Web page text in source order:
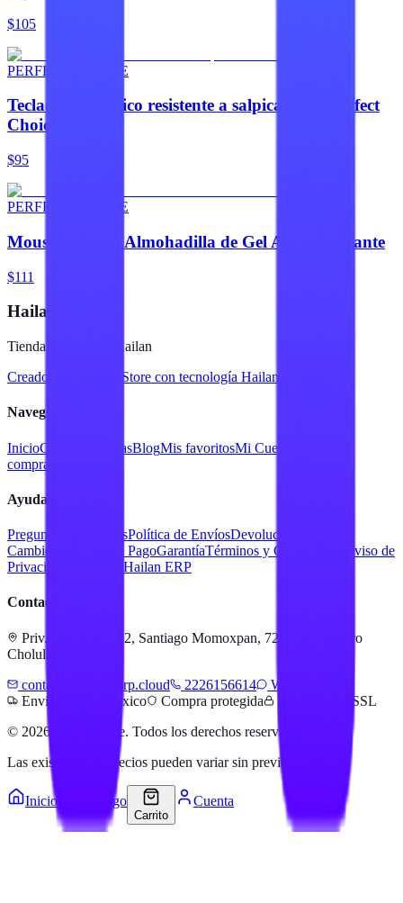
$105
PERFECT CHOICE
Teclado alámbrico resistente a salpicaduras Perfect
Choice
$95
PERFECT CHOICE
Mouse Pad con Almohadilla de Gel Antiderrapante
$111
Hailan Store
Tienda en línea de Hailan
Creado para
Hailan Store con tecnología Hailan ERP
Navegación
InicioCatálogo MarcasBlogMis favoritosMi Cuenta
compra
Ayuda
Preguntas FrecuentesPolítica de EnvíosDevoluciones y
Cambios
Métodos de PagoGarantíaTérminos y Condiciones
Aviso de
Privacidad
Servicios Hailan ERP
Contacto
Priv. Alejandra 512, Santiago Momoxpan, 72775 San Pedro
Cholula, Pue.
contacto@hailanerp.cloud
2226156614
WhatsApp
Envíos a todo México
Compra protegida
Pago seguro SSL
© 2026 Hailan Store. Todos los derechos reservados.
Las existencias y precios pueden variar sin previo aviso.
Inicio Catálogo
Carrito
Cuenta